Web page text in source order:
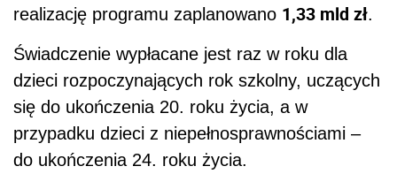
realizację programu zaplanowano 1,33 mld zł.
Świadczenie wypłacane jest raz w roku dla
dzieci rozpoczynających rok szkolny, uczących
się do ukończenia 20. roku życia, a w
przypadku dzieci z niepełnosprawnościami –
do ukończenia 24. roku życia.